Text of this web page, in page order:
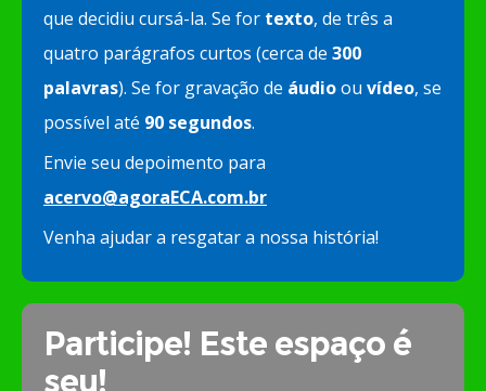
que decidiu cursá-la. Se for texto, de três a
quatro parágrafos curtos (cerca de 300
palavras). Se for gravação de áudioou vídeo, se
possível até 90 segundos.
Envie seu depoimento para
acervo@agoraECA.com.br
Venha ajudar a resgatar a nossa história!
Participe! Este espaço é
seu!